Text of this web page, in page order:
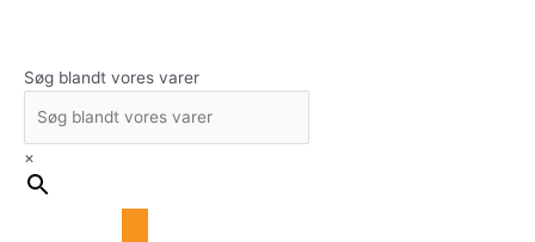
Søg blandt vores varer
×